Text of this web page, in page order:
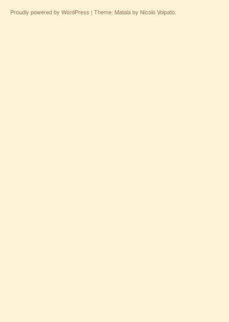
Proudly powered by WordPress | Theme: Matala by Nicolo Volpato